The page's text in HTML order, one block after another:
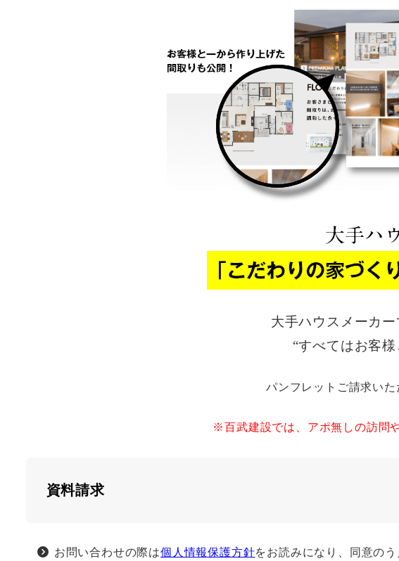
大手ハウスメーカ
“すべてはお客
パンフレットご請求い
※百武建設では、アポ無しの訪問
資料請求
お問い合わせの際は個人情報保護方針をお読みになり、同意のう